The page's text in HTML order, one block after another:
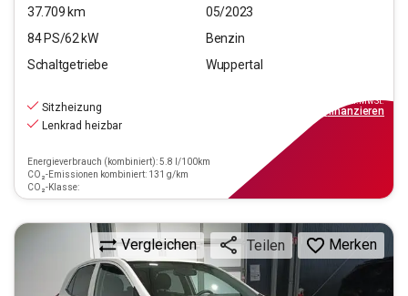
37.709 km
05/2023
84PS/62 kW
Benzin
Schaltgetriebe
Wuppertal
Sitzheizung
Lenkrad heizbar
Energieverbrauch (kombiniert): 5.8 l/100km
CO₂-Emissionen kombiniert: 131 g/km
CO₂-Klasse:
inkl.MwSt.
finanzieren
Vergleichen Teilen Merken